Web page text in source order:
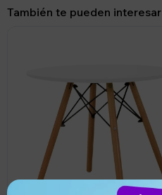
También te pueden interesar